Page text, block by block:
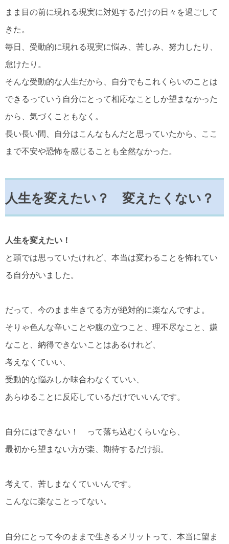
まま目の前に現れる現実に対処するだけの日々を過ごして
きた。
毎日、受動的に現れる現実に悩み、苦しみ、努力したり、
怠けたり。
そんな受動的な人生だから、自分でもこれくらいのことは
できるっていう自分にとって相応なことしか望まなかった
から、気づくこともなく。
長い長い間、自分はこんなもんだと思っていたから、ここ
まで不安や恐怖を感じることも全然なかった。
人生を変えたい？ 変えたくない？
人生を変えたい！
と頭では思っていたけれど、本当は変わることを怖れてい
る自分がいました。
だって、今のまま生きてる方が絶対的に楽なんですよ。
そりゃ色んな辛いことや腹の立つこと、理不尽なこと、嫌
なこと、納得できないことはあるけれど、
考えなくていい、
受動的な悩みしか味合わなくていい、
あらゆることに反応しているだけでいいんです。
自分にはできない！ って落ち込むくらいなら、
最初から望まない方が楽、期待するだけ損。
考えて、苦しまなくていいんです。
こんなに楽なことってない。
自分にとって今のままで生きるメリットって、本当に望ま